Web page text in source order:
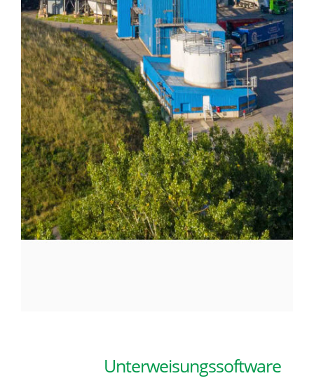
Unterweisungssoftware